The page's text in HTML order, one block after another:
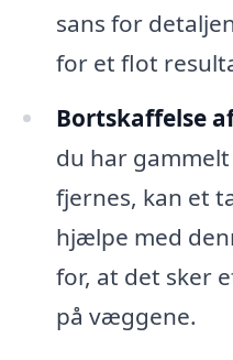
sans for
for et flot
Bortskaffelse
du har
fjernes, kan et
hjælpe med
for, at det sker
på væggene.